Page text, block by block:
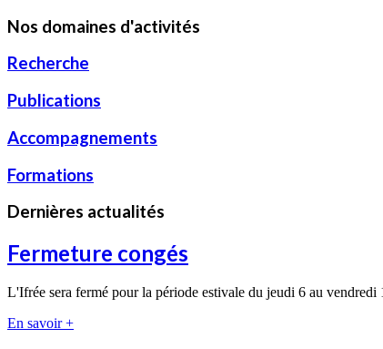
Nos domaines d'activités
Recherche
Publications
Accompagnements
Formations
Dernières actualités
Fermeture congés
L'Ifrée sera fermé pour la période estivale du jeudi 6 au
En savoir +